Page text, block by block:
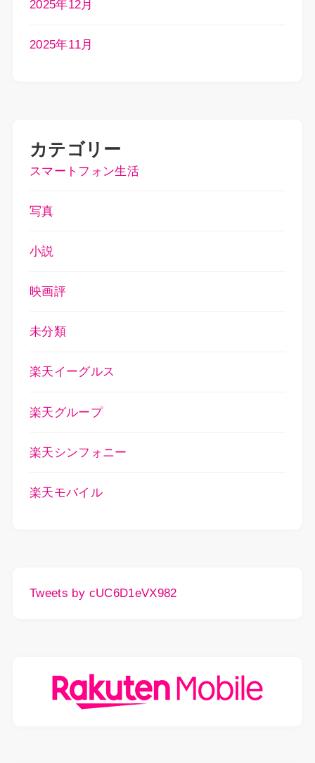
2025年12月
2025年11月
カテゴリー
スマートフォン生活
写真
小説
映画評
未分類
楽天イーグルス
楽天グループ
楽天シンフォニー
楽天モバイル
Tweets by cUC6D1eVX982